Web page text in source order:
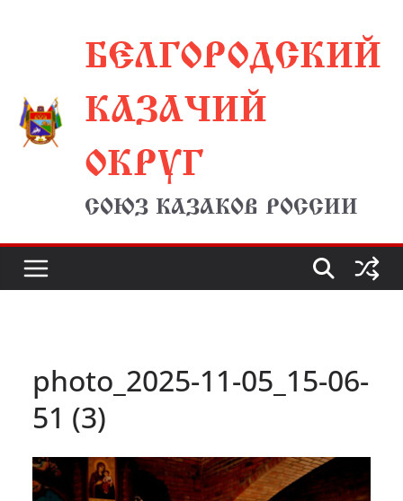
содержимомуБЕЛГОРОДСКИЙ
КАЗАЧИЙ
ОКРУГ
СОЮЗ КАЗАКОВ РОССИИ
photo_2025-11-05_15-06-
51 (3)